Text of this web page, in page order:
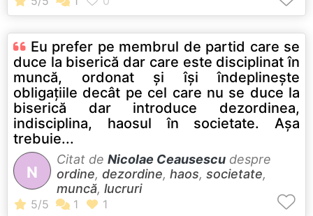
Eu prefer pe membrul de partid care se
duce la biserică dar care este disciplinat în
muncă, ordonat şi îşi îndeplineşte
obligaţiile decât pe cel care nu se duce la
biserică dar introduce dezordinea,
indisciplina, haosul în societate. Aşa
trebuie...
N
Citat de Nicolae Ceausescu despre
ordine, dezordine, haos, societate,
muncă, lucruri